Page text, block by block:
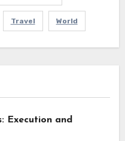
Travel World
Execution and